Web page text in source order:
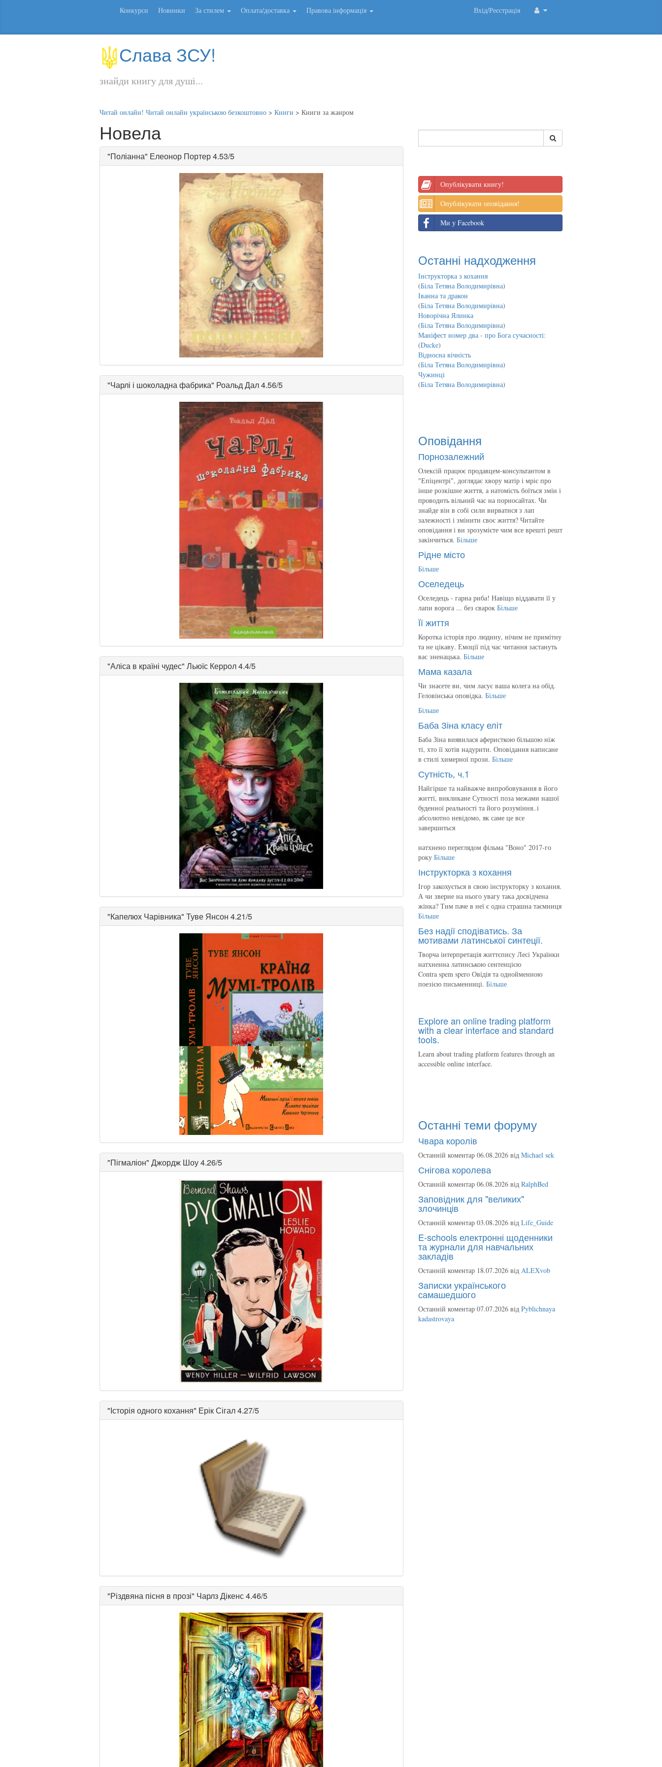
Конкурси Новинки За стилем Оплата/доставка Правова інформація Вхід/Реєстрація
Слава ЗСУ!
знайди книгу для душі...
Читай онлайн! Читай онлайн українською безкоштовно > Книги > Книги за жанром
Новела
"Поліанна" Елеонор Портер4.53/5
"Чарлі і шоколадна фабрика" Роальд Дал4.56/5
"Аліса в країні чудес" Льюїс Керрол4.4/5
"Капелюх Чарівника" Туве Янсон 4.21/5
"Пігмаліон" Джордж Шоу4.26/5
"Історія одного кохання" Ерік Сігал4.27/5
"Різдвяна пісня в прозі" Чарлз Дікенс4.46/5
Опублікувати книгу!
Опублікувати оповідання!
Ми у Facebook
Останні надходження
Інструкторка з кохання
(Біла Тетяна Володимирівна)
Іванна та дракон
(Біла Тетяна Володимирівна)
Новорічна Ялинка
(Біла Тетяна Володимирівна)
Маніфест номер два - про Бога сучасності:
(Ducke)
Відносна вічність
(Біла Тетяна Володимирівна)
Чужинці
(Біла Тетяна Володимирівна)
Оповідання
Порнозалежний
Олексій працює продавцем-консультантом в
"Епіцентрі", доглядає хвору матір і мріє про
інше розкішне життя, а натомість боїться змін і
проводить вільний час на порносайтах. Чи
знайде він в собі сили вирватися з лап
залежності і змінити своє життя? Читайте
оповідання і ви зрозумієте чим все врешті решт
закінчиться. Більше
Рідне місто
Більше
Оселедець
Оселедець - гарна риба! Навіщо віддавати її у
лапи ворога ... без сварок Більше
Її життя
Коротка історія про людину, нічим не примітну
та не цікаву. Емоції під час читання застануть
вас зненацька. Більше
Мама казала
Чи знаєете ви, чим ласує ваша колега на обід.
Геловінська оповідка. Більше
Більше
Баба Зіна класу еліт
Баба Зіна виявилася аферисткою більшою ніж
ті, хто її хотів надурити. Оповідання написане
в стилі химерної прози. Більше
Сутність, ч.1
Найгірше та найважче випробовування в його
житті, викликане Сутності поза межами нашої
буденної реальності та його розуміння..і
абсолютно невідомо, як саме це все
завершиться
натхнено переглядом фільма "Воно" 2017-го
року Більше
Інструкторка з кохання
Ігор закохується в свою інструкторку з кохання.
А чи зверне на нього увагу така досвідчена
жінка? Тим паче в неї є одна страшна таємниця
Більше
Без надії сподіватись. За
мотивами латинської синтеції.
Творча інтерпретація життєпису Лесі Українки
натхненна латинською сентенцією
Contra spem spero Овідія та однойменною
поезією письменниці. Більше
Explore an online trading platform
with a clear interface and standard
tools.
Learn about trading platform features through an
accessible online interface.
Останні теми форуму
Чвара королів
Останній коментар 06.08.2026 від Michael sek
Снігова королева
Останній коментар 06.08.2026 від RalphBed
Заповідник для "великих"
злочинців
Останній коментар 03.08.2026 від Life_Guide
E-schools електронні щоденники
та журнали для навчальних
закладів
Останній коментар 18.07.2026 від ALEXvob
Записки українського
самашедшого
Останній коментар 07.07.2026 від Pyblichnaya
kadastrovaya